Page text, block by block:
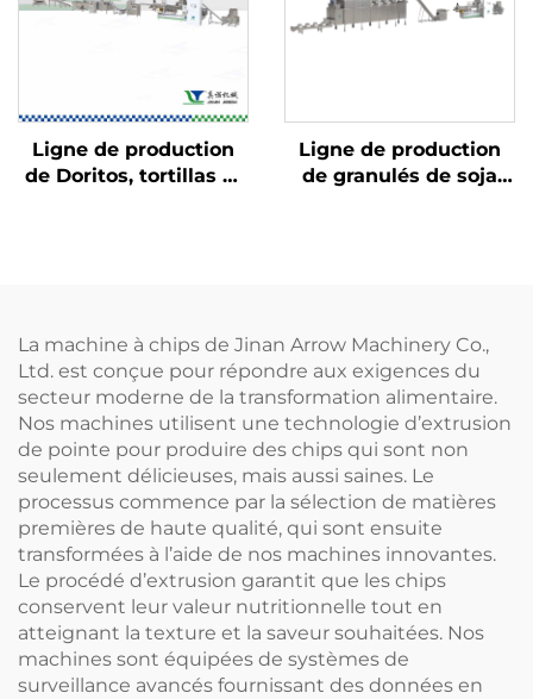
Ligne de production
de Doritos, tortillas et
Ligne de production
de granulés de soja
La machine à chips de Jinan Arrow Machinery Co.,
Ltd. est conçue pour répondre aux exigences du
secteur moderne de la transformation alimentaire.
Nos machines utilisent une technologie d’extrusion
de pointe pour produire des chips qui sont non
seulement délicieuses, mais aussi saines. Le
processus commence par la sélection de matières
premières de haute qualité, qui sont ensuite
transformées à l’aide de nos machines innovantes.
Le procédé d’extrusion garantit que les chips
conservent leur valeur nutritionnelle tout en
atteignant la texture et la saveur souhaitées. Nos
machines sont équipées de systèmes de
surveillance avancés fournissant des données en